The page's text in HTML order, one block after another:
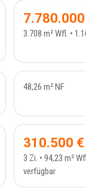
3.708 m² Wfl. •
48,26 m² NF
310.500 €
3 Zi. • 94,23 m²
verfügbar